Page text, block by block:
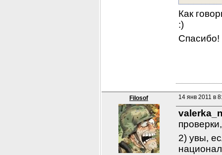
Как
:)
Спасибо!
Filosof 14 янв 2011 в
2) увы,